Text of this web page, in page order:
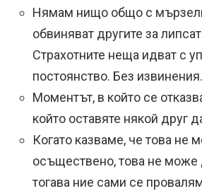
Нямам нищо общо с
обвиняват другите за
Страхотните неща идват с
постоянство. Без извинения.
Моментът, в който се
който оставяте някой друг
Когато казваме, че това не
осъществено, това не може
тогава ние сами се